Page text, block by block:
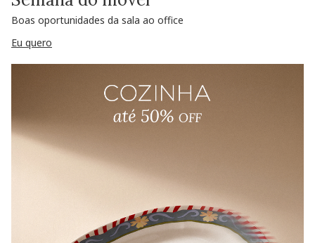
Boas oportunidades da sala ao office
Eu quero